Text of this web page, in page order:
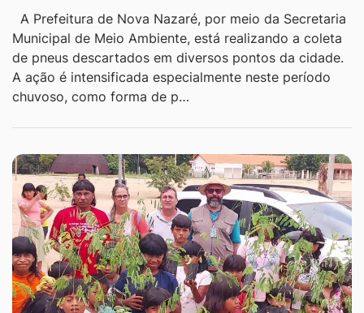
A Prefeitura de Nova Nazaré, por meio da Secretaria
Municipal de Meio Ambiente, está realizando a coleta
de pneus descartados em diversos pontos da cidade.
A ação é intensificada especialmente neste período
chuvoso, como forma de p…